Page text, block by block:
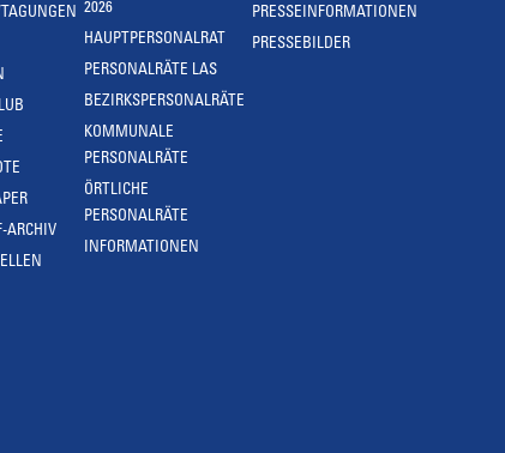
ARCHIV
2026
HAUPTPERSONALRAT
PERSONALRÄTE LAS
BEZIRKSPERSONALRÄTE
KOMMUNALE
PERSONALRÄTE
ÖRTLICHE
PERSONALRÄTE
INFORMATIONEN
PRESSEINFORMATIONEN
PRESSEBILDER